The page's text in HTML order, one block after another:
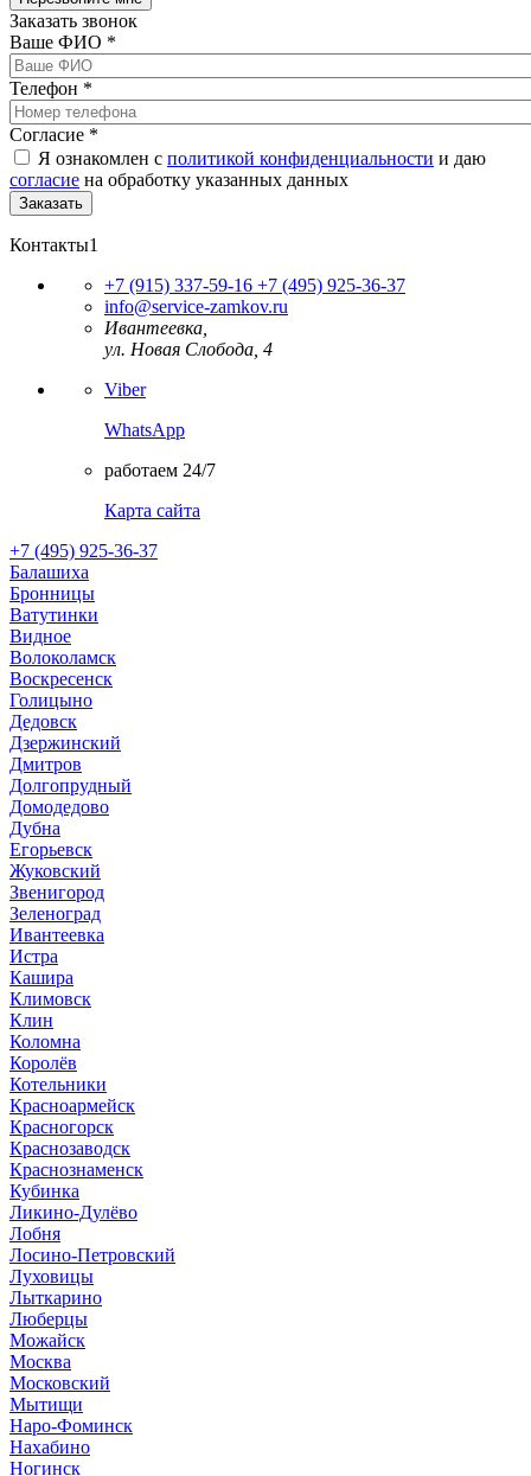
Заказать звонок
Ваше ФИО *
Телефон *
Согласие *
Я ознакомлен с политикой конфиденциальности и даю
согласие на обработку указанных данных
Контакты1
+7 (915) 337-59-16 +7 (495) 925-36-37
info@service-zamkov.ru
Ивантеевка,
ул. Новая Слобода, 4
Viber
WhatsApp
работаем 24/7
Карта сайта
+7 (495) 925-36-37
Балашиха
Бронницы
Ватутинки
Видное
Волоколамск
Воскресенск
Голицыно
Дедовск
Дзержинский
Дмитров
Долгопрудный
Домодедово
Дубна
Егорьевск
Жуковский
Звенигород
Зеленоград
Ивантеевка
Истра
Кашира
Климовск
Клин
Коломна
Королёв
Котельники
Красноармейск
Красногорск
Краснозаводск
Краснознаменск
Кубинка
Ликино-Дулёво
Лобня
Лосино-Петровский
Луховицы
Лыткарино
Люберцы
Можайск
Москва
Московский
Мытищи
Наро-Фоминск
Нахабино
Ногинск